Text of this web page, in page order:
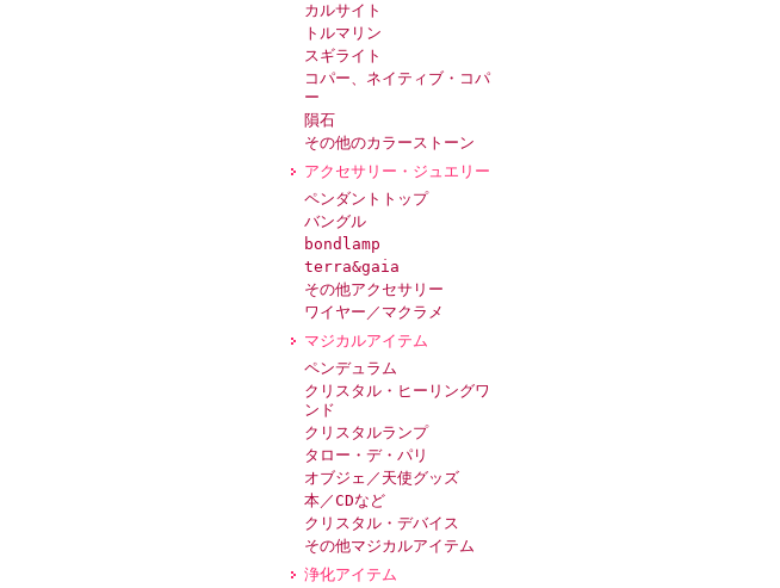
カルサイト
トルマリン
スギライト
コパー、ネイティブ・コパ
ー
隕石
その他のカラーストーン
アクセサリー・ジュエリー
ペンダントトップ
バングル
bondlamp
terra&gaia
その他アクセサリー
ワイヤー／マクラメ
マジカルアイテム
ペンデュラム
クリスタル・ヒーリングワ
ンド
クリスタルランプ
タロー・デ・パリ
オブジェ／天使グッズ
本／CDなど
クリスタル・デバイス
その他マジカルアイテム
浄化アイテム